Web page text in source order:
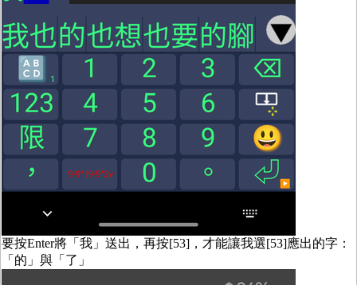
要按Enter將「我」送出，再按[53]，才能讓我選[53]應出的字：
「的」與「了」